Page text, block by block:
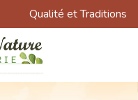
Qualité et Traditions